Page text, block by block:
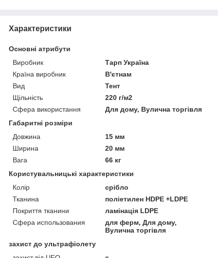
Характеристики
Основні атрибути
Виробник
Тарп Україна
Країна виробник
В'єтнам
Вид
Тент
Щільність
220 г/м2
Сфера використання
Для дому, Вулична торгівля
Габаритні розміри
Довжина
15 мм
Ширина
20 мм
Вага
66 кг
Користувальницькі характеристики
Колір
срібло
Тканина
поліетилен HDPE +LDPE
Покриття тканини
ламінація LDPE
Сфера использования
для ферм, Для дому,
Вулична торгівля
захист до ультрафіолету